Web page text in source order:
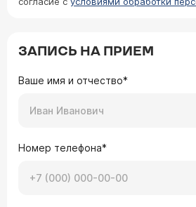
ЗАПИСЬ НА ПРИЕМ
Ваше имя и отчество*
Номер телефона*